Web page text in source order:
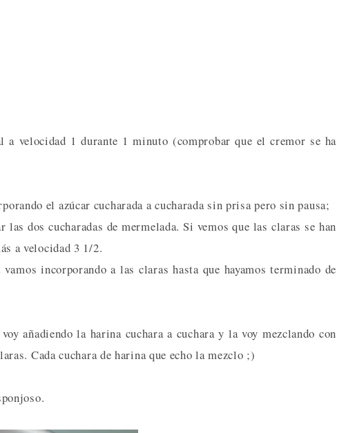
velocidad 1 durante 1 minuto (comprobar que el cremor se ha
el azúcar cucharada a cucharada sin prisa pero sin pausa;
dos cucharadas de mermelada. Si vemos que las claras se han
a velocidad 3 1/2.
incorporando a las claras hasta que hayamos terminado de
añadiendo la harina cuchara a cuchara y la voy mezclando con
Cada cuchara de harina que echo la mezclo ;)